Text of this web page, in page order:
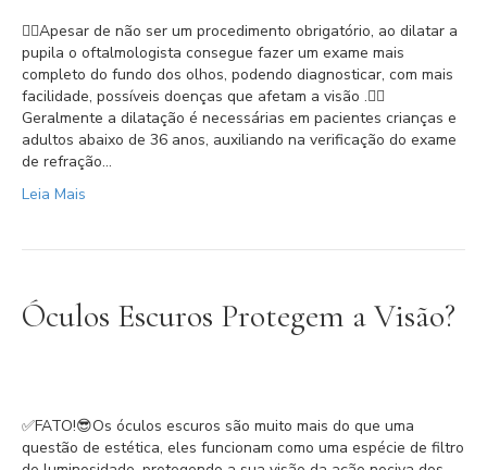
👉🏻Apesar de não ser um procedimento obrigatório, ao dilatar a
pupila o oftalmologista consegue fazer um exame mais
completo do fundo dos olhos, podendo diagnosticar, com mais
facilidade, possíveis doenças que afetam a visão .⁣⁣👉🏻
Geralmente a dilatação é necessárias em pacientes crianças e
adultos abaixo de 36 anos, auxiliando na verificação do exame
de refração…
Leia Mais
Óculos Escuros Protegem a Visão?
✅FATO!⁣⁣😎Os óculos escuros são muito mais do que uma
questão de estética, eles funcionam como uma espécie de filtro